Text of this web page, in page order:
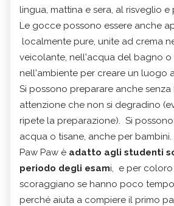
lingua, mattina e sera, al risveglio e
Le gocce possono essere anche
localmente pure, unite ad crema
veicolante, nell'acqua del bagno o
nell'ambiente per creare un luogo
Si possono preparare anche
attenzione che non si degradino
ripete la preparazione). Si
acqua o tisane, anche per bambini.
Paw Paw è adatto agli studenti
periodo degli esami, e per coloro
scoraggiano se hanno poco
perché aiuta a compiere il primo